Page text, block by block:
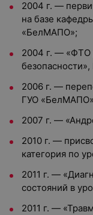
2004 г. —
на базе
«БелМАПО»;
2004 г. — «ФТО
2006 г. —
ГУО
2007 г. —
2010 г. —
категория по
2011 г. —
состояний в
2011 г. —